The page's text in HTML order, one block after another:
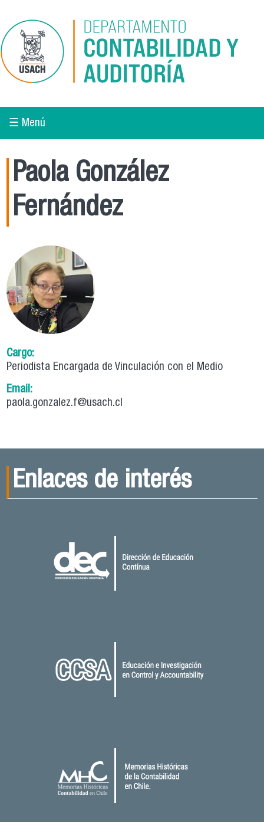
☰ Menú
Paola González
Fernández
Cargo:
Periodista Encargada de Vinculación con el Medio
Email:
paola.gonzalez.f@usach.cl
Enlaces de interés